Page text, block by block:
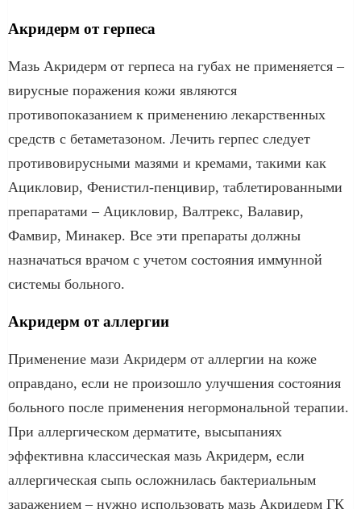
Акридерм от герпеса
Мазь Акридерм от герпеса на губах не применяется –
вирусные поражения кожи являются
противопоказанием к применению лекарственных
средств с бетаметазоном. Лечить герпес следует
противовирусными мазями и кремами, такими как
Ацикловир, Фенистил-пенцивир, таблетированными
препаратами – Ацикловир, Валтрекс, Валавир,
Фамвир, Минакер. Все эти препараты должны
назначаться врачом с учетом состояния иммунной
системы больного.
Акридерм от аллергии
Применение мази Акридерм от аллергии на коже
оправдано, если не произошло улучшения состояния
больного после применения негормональной терапии.
При аллергическом дерматите, высыпаниях
эффективна классическая мазь Акридерм, если
аллергическая сыпь осложнилась бактериальным
заражением – нужно использовать мазь Акридерм ГК